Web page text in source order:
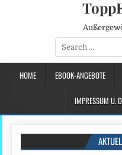
Search
for:
HOME EBOOK-ANGEBOTE
IMPRESSUM U.